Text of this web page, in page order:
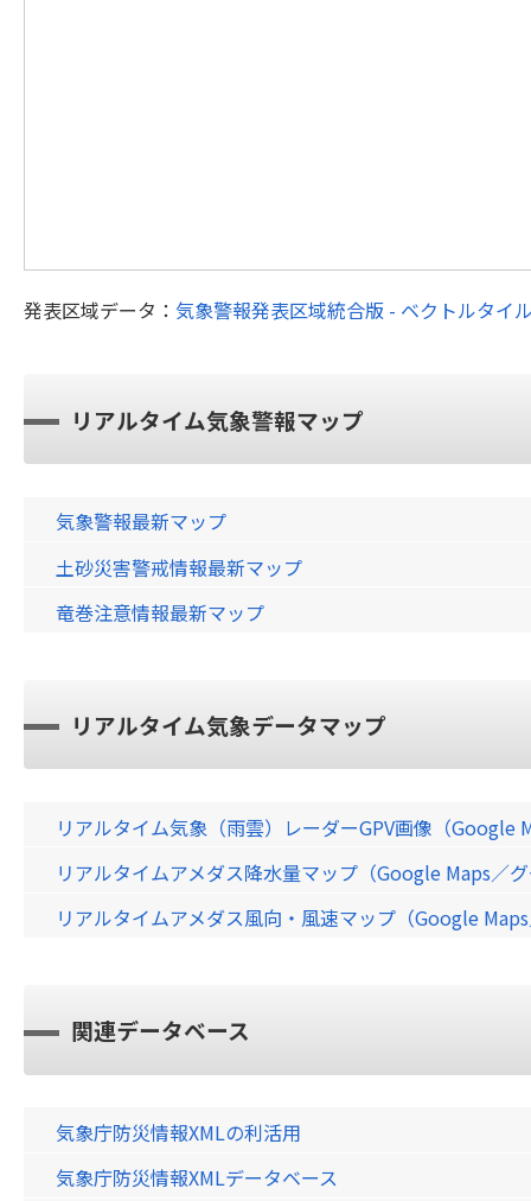
発表区域データ： 気象警報発表区域統合版 - ベクトルタイ
リアルタイム気象警報マップ
気象警報最新マップ
土砂災害警戒情報最新マップ
竜巻注意情報最新マップ
リアルタイム気象データマップ
リアルタイム気象（雨雲）レーダーGPV画像（Google
リアルタイムアメダス降水量マップ（Google Maps／
リアルタイムアメダス風向・風速マップ（Google
関連データベース
気象庁防災情報XMLの利活用
気象庁防災情報XMLデータベース